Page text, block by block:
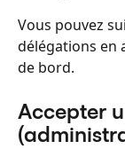
Vous pouvez
délégations en
de bord.
Accepter